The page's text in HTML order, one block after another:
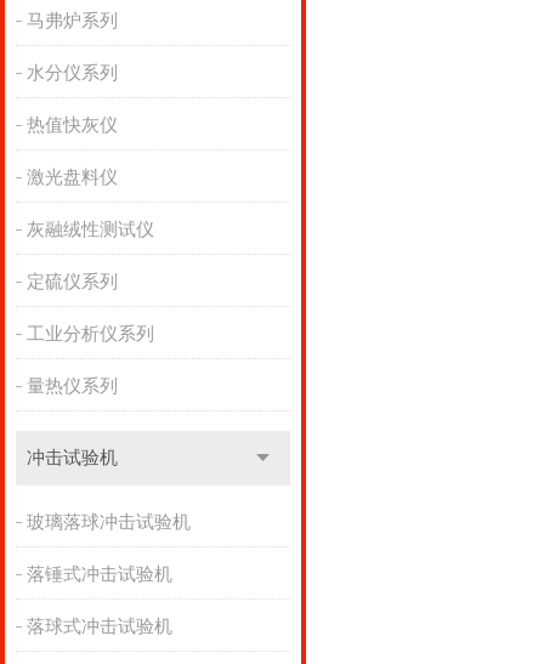
马弗炉系列
水分仪系列
热值快灰仪
激光盘料仪
灰融绒性测试仪
定硫仪系列
工业分析仪系列
量热仪系列
冲击试验机
玻璃落球冲击试验机
落锤式冲击试验机
落球式冲击试验机